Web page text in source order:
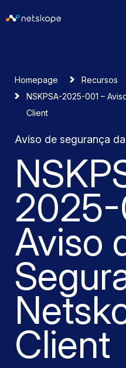
Homepage Recursos
NSKPSA-2025-001 –
Client
Aviso de segurança
2025-
Aviso
Client